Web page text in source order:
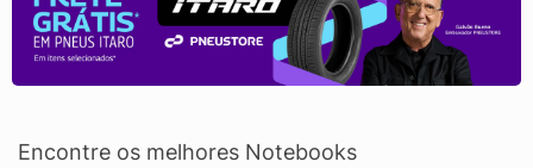
Encontre os melhores Notebooks